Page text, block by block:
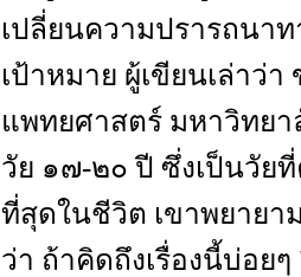
เปลี่ยนความปรารถนา
เป้าหมาย ผู้เขียนเล่าว่
แพทยศาสตร์ มหาวิทย
วัย ๑๗-๒๐ ปี ซึ่งเป็นวัย
ที่สุดในชีวิต เขาพยายา
ว่า ถ้าคิดถึงเรื่องนี้บ่อย